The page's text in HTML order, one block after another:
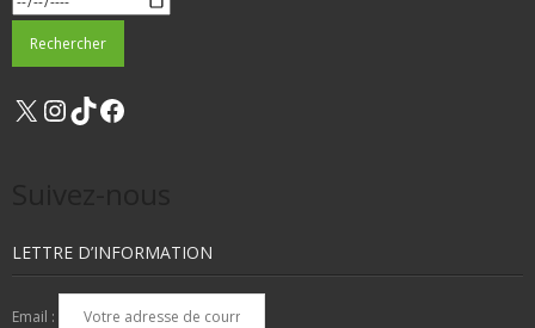
X Instagram
TikTok
LETTRE D’INFORMATION
Email :